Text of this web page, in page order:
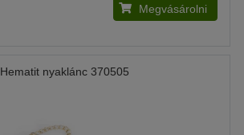
Megvásárolni
Hematit nyaklánc 370505